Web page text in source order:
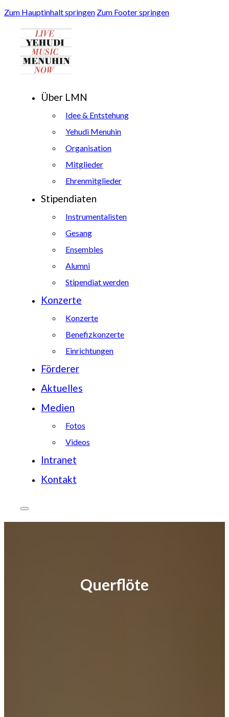
Zum Hauptinhalt springen Zum Footer springen
Über LMN
Idee & Entstehung
Yehudi Menuhin
Organisation
Mitglieder
Ehrenmitglieder
Stipendiaten
Instrumentalisten
Gesang
Ensembles
Alumni
Stipendiat werden
Konzerte
Konzerte
Benefizkonzerte
Einrichtungen
Förderer
Aktuelles
Medien
Fotos
Videos
Intranet
Kontakt
Querflöte